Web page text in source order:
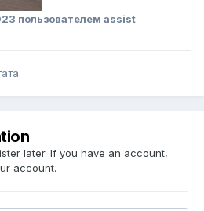
пользователем assist
later. If you have an account,
account.